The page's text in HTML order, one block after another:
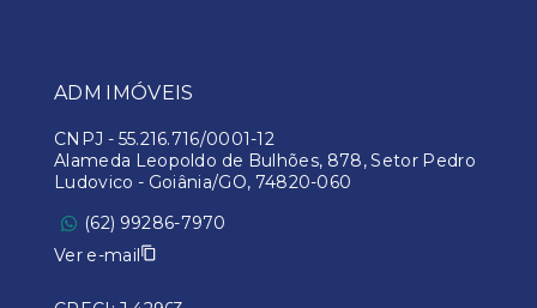
ADM IMÓVEIS
CNPJ - 55.216.716/0001-12
Alameda Leopoldo de Bulhões, 878, Setor Pedro
Ludovico - Goiânia/GO, 74820-060
(62) 99286-7970
Ver e-mail